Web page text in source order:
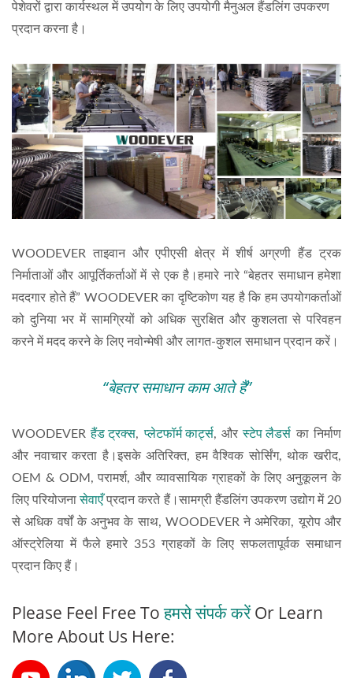
पेशेवरों द्वारा कार्यस्थल में उपयोग के लिए उपयोगी मैनुअल हैंडलिंग उपकरण
प्रदान करना है।
WOODEVER ताइवान और एपीएसी क्षेत्र में शीर्ष अग्रणी हैंड ट्रक
निर्माताओं और आपूर्तिकर्ताओं में से एक है।हमारे नारे “बेहतर समाधान हमेशा
मददगार होते हैं” WOODEVER का दृष्टिकोण यह है कि हम उपयोगकर्ताओं
को दुनिया भर में सामग्रियों को अधिक सुरक्षित और कुशलता से परिवहन
करने में मदद करने के लिए नवोन्मेषी और लागत-कुशल समाधान प्रदान करें।
“बेहतर समाधान काम आते हैं”
WOODEVERहैंड ट्रक्स,प्लेटफॉर्म कार्ट्स, औरस्टेप लैडर्स का निर्माण
और नवाचार करता है।इसके अतिरिक्त, हम वैश्विक सोर्सिंग, थोक खरीद,
OEM & ODM, परामर्श, और व्यावसायिक ग्राहकों के लिए अनुकूलन के
लिए परियोजनासेवाएँप्रदान करते हैं।सामग्री हैंडलिंग उपकरण उद्योग में 20
से अधिक वर्षों के अनुभव के साथ, WOODEVER ने अमेरिका, यूरोप और
ऑस्ट्रेलिया में फैले हमारे 353 ग्राहकों के लिए सफलतापूर्वक समाधान
प्रदान किए हैं।
Please Feel Free Toहमसे संपर्क करेंOr Learn
More About Us Here: